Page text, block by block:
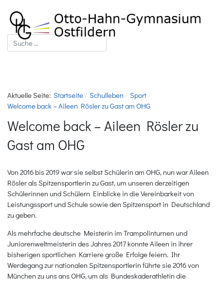
Suchen
Aktuelle Seite: Startseite Schulleben
Sport
Welcome back – Aileen Rösler zu Gast am OHG
Welcome back – Aileen Rösler zu
Gast am OHG
Von 2016 bis 2019 war sie selbst Schülerin am OHG, nun war Aileen
Rösler als Spitzensportlerin zu Gast, um unseren derzeitigen
Schülerinnen und Schülern Einblicke in die Vereinbarkeit von
Leistungssport und Schule sowie den Spitzensport in Deutschland
zu geben.
Als mehrfache deutsche Meisterin im Trampolinturnen und
Juniorenweltmeisterin des Jahres 2017 konnte Aileen in ihrer
bisherigen sportlichen Karriere große Erfolge feiern. Ihr
Werdegang zur nationalen Spitzensportlerin führte sie 2016 von
München zu uns ans OHG, um als Bundeskaderathletin die